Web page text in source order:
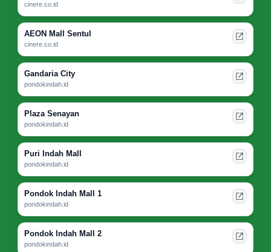
cinere.co.id
AEON Mall Sentul
cinere.co.id
Gandaria City
pondokindah.id
Plaza Senayan
pondokindah.id
Puri Indah Mall
pondokindah.id
Pondok Indah Mall 1
pondokindah.id
Pondok Indah Mall 2
pondokindah.id